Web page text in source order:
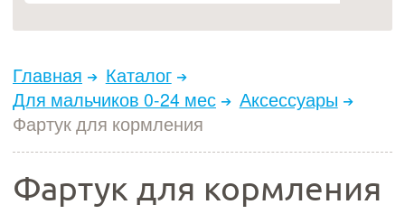
Главная
Каталог
Для мальчиков 0-24 мес
Аксессуары
Фартук для кормления
Фартук для кормления